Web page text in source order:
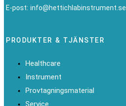
E-post: info@hettichlabinstrument.se
PRODUKTER & TJÄNSTER
Healthcare
Instrument
Provtagningsmaterial
Service